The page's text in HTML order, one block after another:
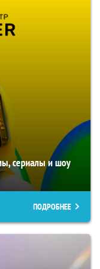
сериалы и шоу
ПОДРОБНЕЕ